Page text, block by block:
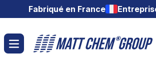
Aller au contenuFabriqué en France